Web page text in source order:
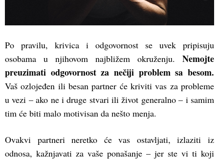
Po pravilu, krivica i odgovornost se uvek pripisuju
osobama u njihovom najbližem okruženju. Nemojte
preuzimati odgovornost za nečiji problem sa besom.
Vaš ozlojeđen ili besan partner će kriviti vas za probleme
u vezi – ako ne i druge stvari ili život generalno – i samim
tim će biti malo motivisan da nešto menja.
Ovakvi partneri neretko će vas ostavljati, izlaziti iz
odnosa, kažnjavati za vaše ponašanje – jer ste vi ti koji